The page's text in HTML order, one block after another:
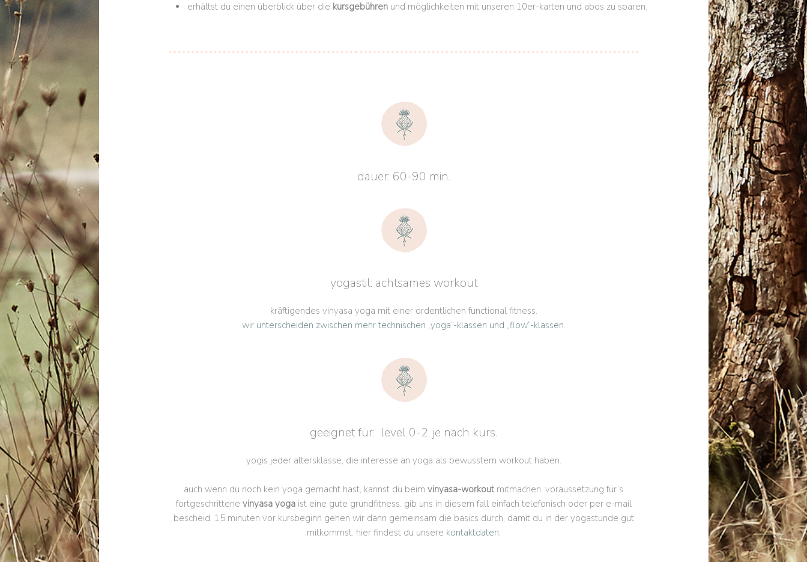
erhältst du einen überblick über die kursgebührenund möglichkeiten mit unseren 10er-karten und abos zu sparen.
dauer: 60-90 min.
yogastil: achtsames workout
kräftigendes vinyasa yoga mit einer ordentlichen functional fitness.
wir unterscheiden zwischen mehr technischen „yoga“-klassen und „flow“-klassen.
geeignet für: level 0-2, je nach kurs.
yogis jeder altersklasse, die interesse an yoga als bewusstem workout haben.
auch wenn du noch kein yoga gemacht hast, kannst du beim vinyasa-workout mitmachen. voraussetzung für’s
fortgeschrittene vinyasa yogaist eine gute grundfitness. gib uns in diesem fall einfach telefonisch oder per e-mail
bescheid. 15 minuten vor kursbeginn gehen wir dann gemeinsam die basics durch, damit du in der yogastunde gut
mitkommst. hier findest du unsere kontaktdaten.